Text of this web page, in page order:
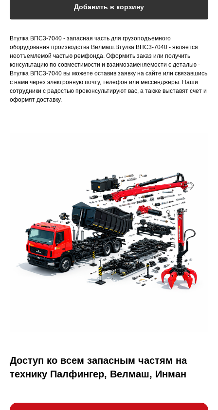
Добавить в корзину
Втулка ВПС3-7040 - запасная часть для грузоподъемного
оборудования производства Велмаш.Втулка ВПС3-7040 - является
неотъемлемой частью ремфонда. Оформить заказ или получить
консультацию по совместимости и взаимозаменяемости с деталью -
Втулка ВПС3-7040 вы можете оставив заявку на сайте или связавшись
с нами через электронную почту, телефон или мессенджеры. Наши
сотрудники с радостью проконсультируют вас, а также выставят счет и
оформят доставку.
Доступ ко всем запасным частям на
технику Палфингер, Велмаш, Инман